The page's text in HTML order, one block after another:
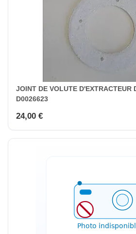
JOINT DE VOLUTE D'EXTRACTEUR
D0026623
24,00 €